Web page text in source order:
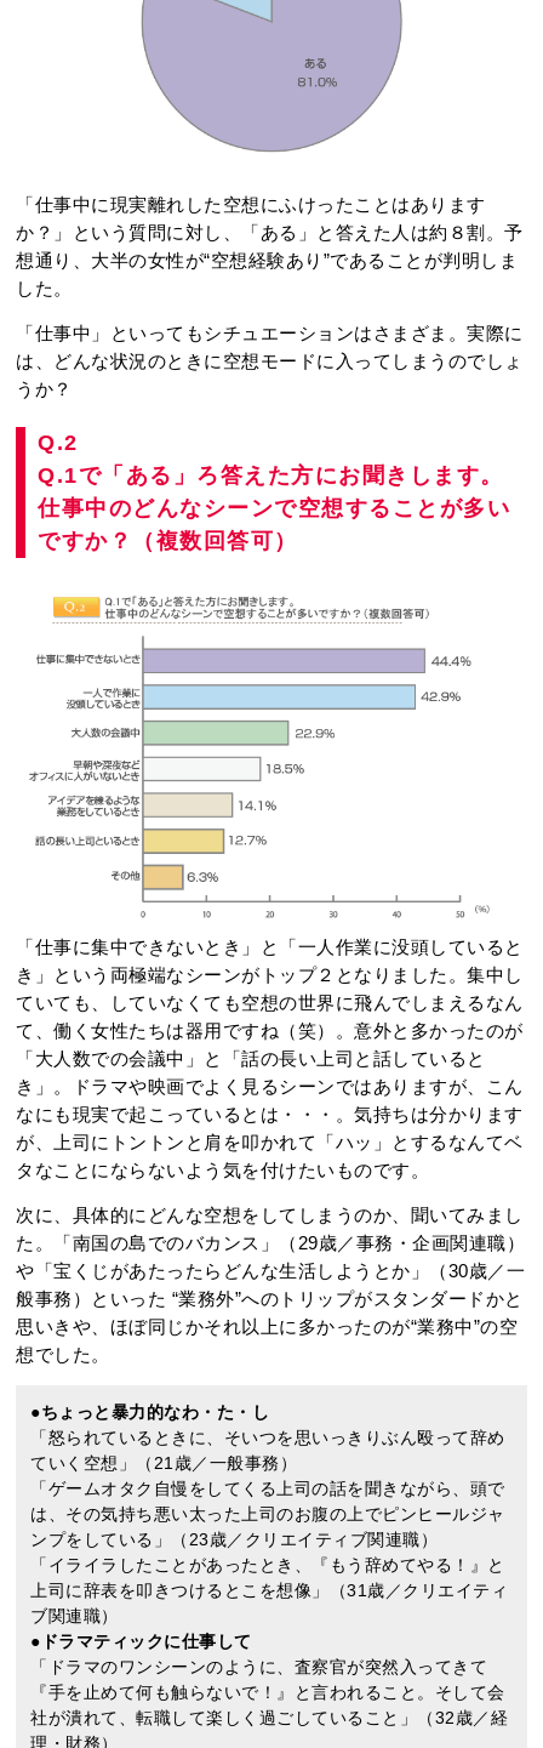
「仕事中に現実離れした空想にふけったことはあります
か？」という質問に対し、「ある」と答えた人は約８割。予
想通り、大半の女性が“空想経験あり”であることが判明しま
した。
「仕事中」といってもシチュエーションはさまざま。実際に
は、どんな状況のときに空想モードに入ってしまうのでしょ
うか？
Q.2
Q.1で「ある」ろ答えた方にお聞きします。
仕事中のどんなシーンで空想することが多い
ですか？（複数回答可）
「仕事に集中できないとき」と「一人作業に没頭していると
き」という両極端なシーンがトップ２となりました。集中し
ていても、していなくても空想の世界に飛んでしまえるなん
て、働く女性たちは器用ですね（笑）。意外と多かったのが
「大人数での会議中」と「話の長い上司と話していると
き」。ドラマや映画でよく見るシーンではありますが、こん
なにも現実で起こっているとは・・・。気持ちは分かります
が、上司にトントンと肩を叩かれて「ハッ」とするなんてベ
タなことにならないよう気を付けたいものです。
次に、具体的にどんな空想をしてしまうのか、聞いてみまし
た。「南国の島でのバカンス」（29歳／事務・企画関連職）
や「宝くじがあたったらどんな生活しようとか」（30歳／一
般事務）といった “業務外”へのトリップがスタンダードかと
思いきや、ほぼ同じかそれ以上に多かったのが“業務中”の空
想でした。
●ちょっと暴力的なわ・た・し
「怒られているときに、そいつを思いっきりぶん殴って辞め
ていく空想」（21歳／一般事務）
「ゲームオタク自慢をしてくる上司の話を聞きながら、頭で
は、その気持ち悪い太った上司のお腹の上でピンヒールジャ
ンプをしている」（23歳／クリエイティブ関連職）
「イライラしたことがあったとき、『もう辞めてやる！』と
上司に辞表を叩きつけるとこを想像」（31歳／クリエイティ
ブ関連職）
●ドラマティックに仕事して
「ドラマのワンシーンのように、査察官が突然入ってきて
『手を止めて何も触らないで！』と言われること。そして会
社が潰れて、転職して楽しく過ごしていること」（32歳／経
理・財務）